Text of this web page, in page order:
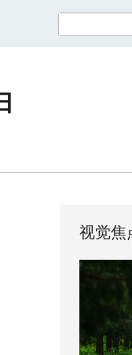
视觉焦